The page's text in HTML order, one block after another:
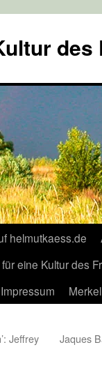
des
helmutkaess.de
eine Kultur des
Impressum
Jeffrey
Jaques